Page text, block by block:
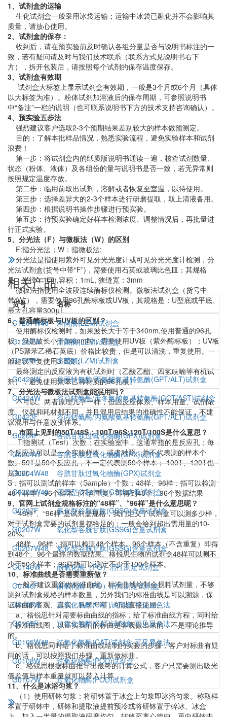
1、试剂盒的运输
生化试剂盒一般采用冰袋运输；运输中冰袋已融化并不会影响其
质量，请放心使用。
2、试剂盒的保存：
收到后，请在预实验前及时确认各组分量是否与说明书标注的一
致，若有疑问请及时与我们技术联系（联系方式见说明书右下
方），拆开包装后，请按照每个试剂的保存温度保存。
3、试剂盒有效期
试剂盒大标签上显示试剂盒有效期，一般是3个月或6个月（具体
以大标签为准）。粉体试剂加溶液后的保存周期，可参照说明书
中“备注”一栏的说明（也可联系说明书下方的技术支持咨询确认）。
4、预实验五步法
强烈建议客户选取2-3个预期结果差别较大的样本做预测定。
目的：了解本批样品情况，熟悉实验流程，避免实验样本和试剂
浪费！
第一步：将试剂盒内的纸质版说明书通读一遍，核查试剂数量、
状态（粉体、液体）及各组份的量与说明书是否一致，若无异常则
按照规定温度存放。
第二步：临用前取出试剂，溶解或者恢复至室温，以待使用。
第三步：选择差异大的2-3个样本进行研磨提取，取上清液备用。
第四步：根据说明书操作步骤进行预实验。
第五步：待预实验确定好样本检测浓度、调整情况后，再批量进
行正式实验。
5、分光法（F）与微板法（W）的区别
F:指分光法；W：指微板法;
分光法是指使用紫外可见分光光度计或可见分光光度计检测，分
光法试剂盒(货号中带“F”)，需要使用石英或玻璃比色皿；其规格
是：光径：1cm,容积：1mL, 狭缝宽：3mm
微板法指使用全波段连续酶标仪检测。微板法试剂盒（货号中
带“W”），需要使用96孔酶标板或UV板，其规格是：U型底或平底、
最大孔容量300μL
6、普通酶标板与UV板的区别？
使用酶标仪检测时，如果波长大于等于340nm,使用普通的96孔
板；但是波长小于340nm时，需要使用UV板（紫外酶标板）；UV板
（PS聚苯乙稀石英底）价格比较贵，但是可以清洗，重复使用。一
般建议重复使用3-5次；
最终测定的反应液为有机试剂时（乙酸乙酯、四氢呋喃等有机试
剂），避免使用聚苯乙稀材质的96孔板。
7、分光法与微板法试剂盒能混用吗？
不可以。两者原理几乎一样，但因反应体系、样本用量、试剂浓
度、仪器和耗材都不同，并且混用后结果的准确性不能保证，不建
议混用与任意改变体系。
8、市面上见到的50T/48S；100T/96S;120T/100S是什么意思？
T:指测试（Test）次数；在实验室中，这通常指的是反应孔；每
个反应孔可以是一个实验样本，或者对照；并不代表测的样本个
数。50T是50个反应孔，不一定代表测50个样本； 100T、120T也
是如此；
S：指可以测试的样本（Sample）个数；48样、96样：指可以检测
48个样本、96个样本（不含重复）即得到48个、96个数据结果
9、官网上试剂盒规格标注的“48样”、“96样”是什么意思呢？
“48样”、“96样”是试剂盒规格，我们定义了试剂盒可以测多少样，
对于试剂盒需要的试剂量都给足的；一般会给到超出需用量的10-
20%。
48样、96样：指可以检测48个样本、96个样本（不含重复）即得
到48个、96个最终的数据结果。格锐思生物的试剂盒48样可以测不
少于50个样本；96样指可以测定不少于100个样本。
10、标准曲线是否需要重新做？
一般不建议重新做标准曲线，标准曲线绘制会损耗试剂量，不够
测到试剂盒规格的样本数量，另外我们的标准曲线是可以溯源，保
证标曲的客观、真实、科学严谨，可以直接使用。
a、格锐思针对需要标曲曲线的指标，给了标准曲线方程，同时给
了标准曲线图，以证实我们的标曲是客观做出来的，不是理论推导
的。
b、格锐思同时给了标准曲线绘制的实验的步骤，客户对标曲有疑
问的话，可以按照我们步骤，重新做标曲。
c、格锐思根据标曲推导出最终的计算公式，客户只需要测出吸光
值差值与样本重量就可以带入计算。
11、什么是冰浴匀浆？
（1）使用研钵匀浆：将研钵置于冰盒上匀浆即冰浴匀浆。称取样
本置于研钵中，研钵和提取液提前预冷或将研钵置于碎冰、冰盒
相关产品
货号 名称
G1207W48
溶菌酶(LZM)试剂盒
G1207W
溶菌酶(LZM)试剂盒
G1207F
溶菌酶(LZM)试剂盒
G0423W
谷丙转氨酶/丙氨酸氨基转氨酶(GPT/ALT)试剂盒
G0424W
谷草转氨酶/天冬氨酸氨基转氨酶(GOT/AST)试剂盒
G0423F
谷丙转氨酶/丙氨酸氨基转氨酶(GPT/ALT)试剂盒
G0204F
谷胱甘肽过氧化物酶(GPX)试剂盒
G0204W
谷胱甘肽过氧化物酶(GPX)试剂盒
G0204W48
谷胱甘肽过氧化物酶(GPX)试剂盒
G0206W48
还原型谷胱甘肽(GSH)含量试剂盒
G0207F
氧化型谷胱甘肽(GSSG)含量试剂盒
G0207W
氧化型谷胱甘肽(GSSG)含量试剂盒
G0207W48
氧化型谷胱甘肽(GSSG)含量试剂盒
G0146W
酚氧化酶（PO）活性测定试剂盒
G0146F
酚氧化酶（PO）活性测定试剂盒
G0105W
过氧化氢酶(CAT)试剂盒-可见显色法
G0105F
过氧化氢酶(CAT)试剂盒-可见显色法
G0105W48
过氧化氢酶(CAT)试剂盒-可见显色法
G0108W
过氧化物酶(POD)试剂盒
G0107W
过氧化物酶(POD)试剂盒